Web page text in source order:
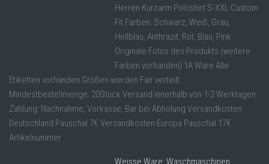
Herren Kurzarm Poloshirt S-XXL Custom
Fit Farben: Schwarz, Weiß, Grau,
Hellblau, Anthrazit, Rot, Blau, Pink
Originale Fotos des Produkts (weitere
Farben vorhanden) 1A Ware Alle
Etiketten vorhanden Größen werden Fair verteilt.
Mindestbestellmenge: 20Stück Versand innerhalb von 1-2 Werktagen
Zahlung: Nachnahme, Vorkasse, Bar bei Abholung Versandkosten
Deutschland Pauschal 7€ Versandkosten Europa Pauschal 17€
Artikelnummer ...